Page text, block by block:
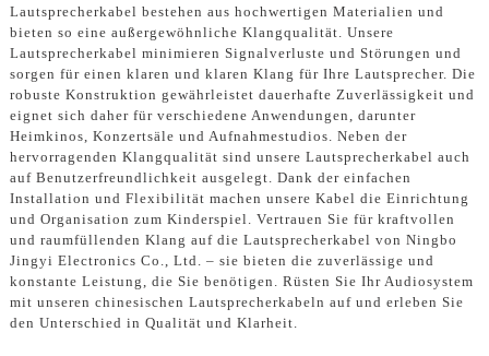
Lautsprecherkabel bestehen aus hochwertigen Materialien und
bieten so eine außergewöhnliche Klangqualität. Unsere
Lautsprecherkabel minimieren Signalverluste und Störungen und
sorgen für einen klaren und klaren Klang für Ihre Lautsprecher. Die
robuste Konstruktion gewährleistet dauerhafte Zuverlässigkeit und
eignet sich daher für verschiedene Anwendungen, darunter
Heimkinos, Konzertsäle und Aufnahmestudios. Neben der
hervorragenden Klangqualität sind unsere Lautsprecherkabel auch
auf Benutzerfreundlichkeit ausgelegt. Dank der einfachen
Installation und Flexibilität machen unsere Kabel die Einrichtung
und Organisation zum Kinderspiel. Vertrauen Sie für kraftvollen
und raumfüllenden Klang auf die Lautsprecherkabel von Ningbo
Jingyi Electronics Co., Ltd. – sie bieten die zuverlässige und
konstante Leistung, die Sie benötigen. Rüsten Sie Ihr Audiosystem
mit unseren chinesischen Lautsprecherkabeln auf und erleben Sie
den Unterschied in Qualität und Klarheit.